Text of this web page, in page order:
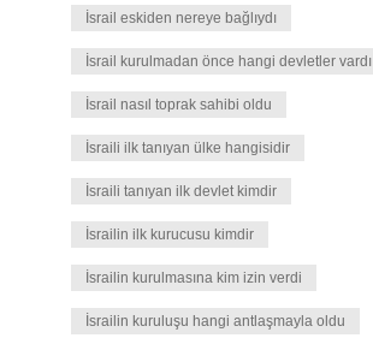
İsrail eskiden nereye bağlıydı
İsrail kurulmadan önce hangi devletler vardı
İsrail nasıl toprak sahibi oldu
İsraili ilk tanıyan ülke hangisidir
İsraili tanıyan ilk devlet kimdir
İsrailin ilk kurucusu kimdir
İsrailin kurulmasına kim izin verdi
İsrailin kuruluşu hangi antlaşmayla oldu